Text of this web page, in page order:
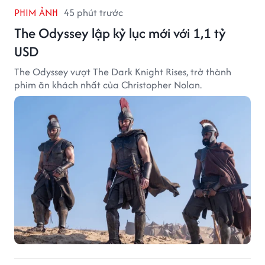
PHIM ẢNH 45 phút trước
The Odyssey lập kỷ lục mới với 1,1 tỷ
USD
The Odyssey vượt The Dark Knight Rises, trở thành
phim ăn khách nhất của Christopher Nolan.